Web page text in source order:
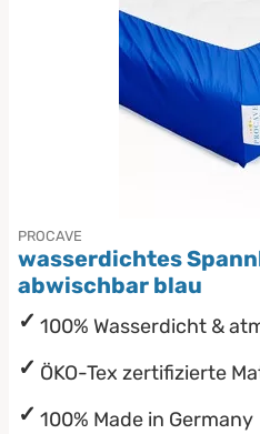
PROCAVE
wasserdichtes
abwischbar blau
100% Wasserdicht &
ÖKO-Tex zertifizierte
100% Made in Germany